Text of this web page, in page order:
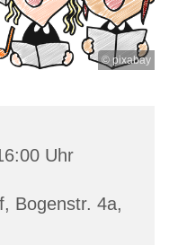
© pixabay
Uhr
Bogenstr. 4a,